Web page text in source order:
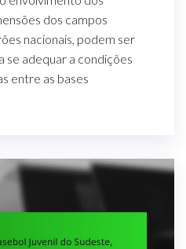
dos campos
nacionais, podem ser
se adequar a condições
entre as bases